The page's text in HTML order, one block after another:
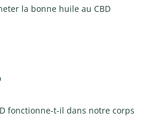
la bonne huile au CBD
fonctionne-t-il dans notre corps